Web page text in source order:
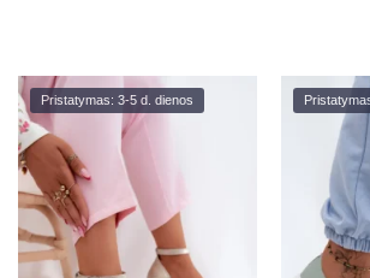
Pristatymas: 3-5 d. dienos